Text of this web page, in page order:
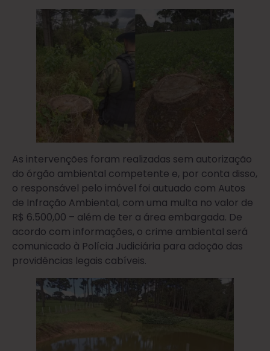
As intervenções foram realizadas sem autorização
do órgão ambiental competente e, por conta disso,
o responsável pelo imóvel foi autuado com Autos
de Infração Ambiental, com uma multa no valor de
R$ 6.500,00 – além de ter a área embargada. De
acordo com informações, o crime ambiental será
comunicado à Polícia Judiciária para adoção das
providências legais cabíveis.